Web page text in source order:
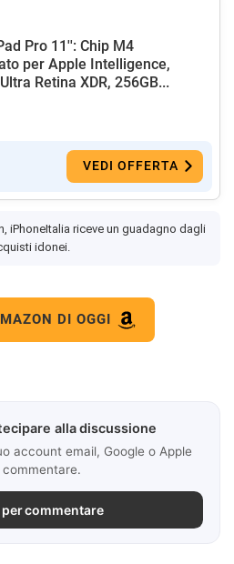
Pro 11'': Chip M4
per Apple Intelligence,
Retina XDR, 256GB...
VEDI OFFERTA
iPhoneItalia riceve un guadagno dagli
idonei.
DI OGGI
alla discussione
account email, Google o Apple
commentare.
commentare